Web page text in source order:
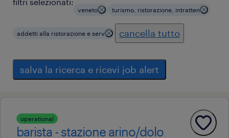
veneto turismo, ristorazione, intratten
addetti alla ristorazione e serv cancella tutto
salva la ricerca e ricevi job alert
operational
barista - stazione arino/dolo